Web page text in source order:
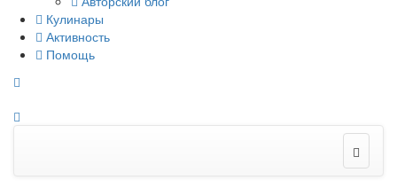
Кулинары
Активность
Помощь